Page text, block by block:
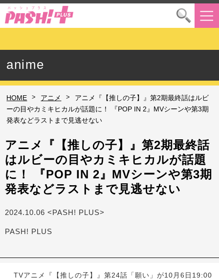
anime
HOME > アニメ >
アニメ『【推しの子】』第2期最終話はルビ
ーの目やカミキヒカルが話題に！ 『POP IN 2』MVシーンや第3期
発表などラストまで見逃せない
アニメ『【推しの子】』第2期最終話
はルビーの目やカミキヒカルが話題
に！ 『POP IN 2』MVシーンや第3期
発表などラストまで見逃せない
2024.10.06 <PASH! PLUS>
PASH! PLUS
TVアニメ『【推しの子】』第24話「願い」が10月6日19:00